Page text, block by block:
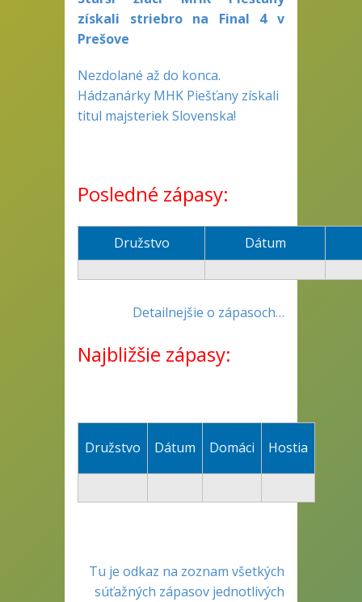
získali striebro na Final 4 v
Prešove
Nezdolané až do konca.
Hádzanárky MHK Piešťany získali
titul majsteriek Slovenska!
Posledné zápasy:
Družstvo Dátum
Detailnejšie o zápasoch…
Najbližšie zápasy:
Družstvo Dátum Domáci Hostia
Tu je odkaz na zoznam všetkých
súťažných zápasov jednotlivých